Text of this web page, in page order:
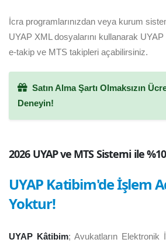
İcra programlarınızdan veya kurum
UYAP XML dosyalarını kullanarak
e-takip ve MTS takipleri açabilirsiniz.
Satın Alma Şartı Olmaksızın
Deneyin!
2026 UYAP ve MTS Sistemi ile
UYAP Katibim'de İşlem
Yoktur!
UYAP Kâtibim; Avukatların